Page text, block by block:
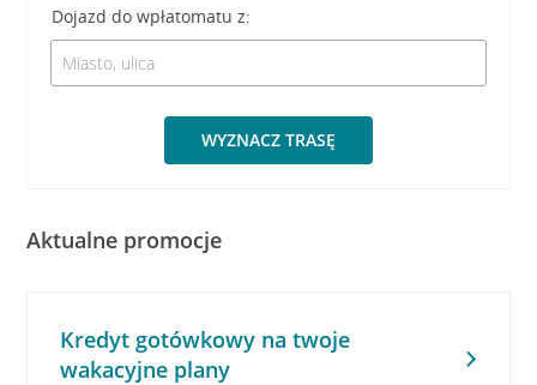
Dojazd do wpłatomatu z:
WYZNACZ TRASĘ
Aktualne promocje
Kredyt gotówkowy na twoje
wakacyjne plany